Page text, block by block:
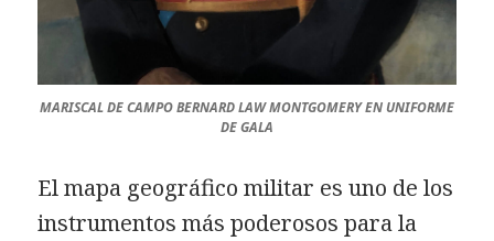
MARISCAL DE CAMPO BERNARD LAW MONTGOMERY EN UNIFORME
DE GALA
El mapa geográfico militar es uno de los
instrumentos más poderosos para la